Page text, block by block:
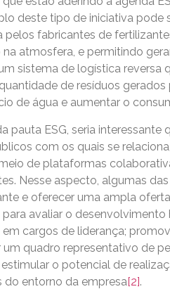
deste tipo de iniciativa
fabricantes de
atmosfera, e permitindo
sistema de logística reversa
de resíduos
de água e aumentar o
pauta ESG, seria
com os quais se
de plataformas
Nesse aspecto, algumas
e oferecer uma ampla
avaliar o
cargos de liderança;
quadro representativo de
o potencial de
do entorno da empresa[2].